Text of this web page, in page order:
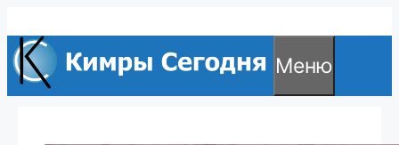
к
содержимому
Меню